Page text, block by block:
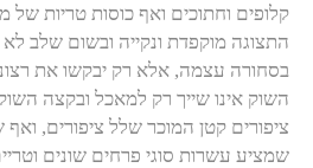
קלופים וחתוכים ואף כוסות טריות של
התצוגה מוקפדת ונקייה ובשום שלב
בסחורה עצמה, אלא רק יבקשו את
השוק אינו שייך רק למאכל ובקצה
ציפורים קטן המוכר שלל ציפורים, ואף
שמציע עשרות סוגי פרחים שונים